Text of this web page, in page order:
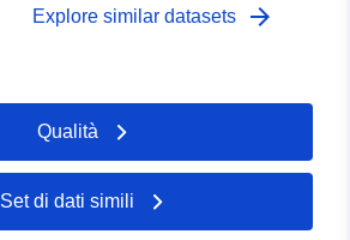
Explore similar datasets arrow_forward
Qualità
Set di dati simili